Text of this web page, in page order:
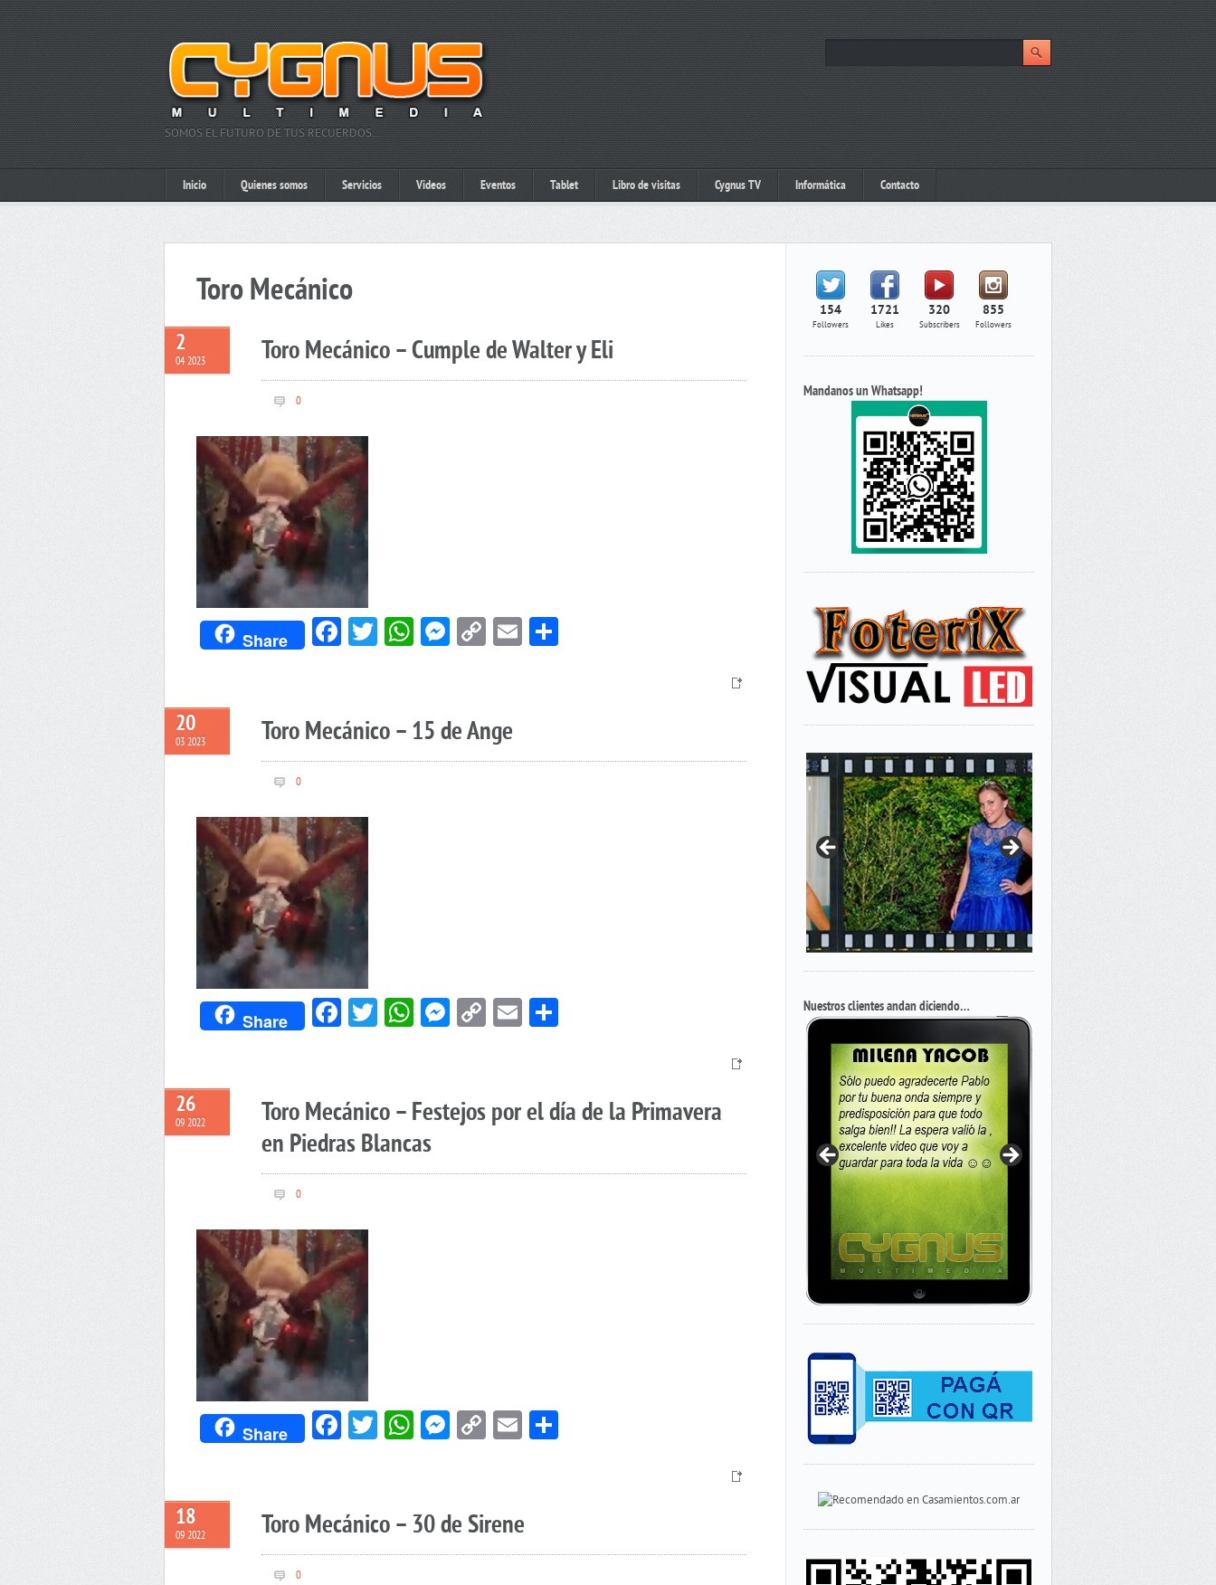
SOMOS EL FUTURO DE TUS RECUERDOS…
Inicio Quienes somos Servicios Videos Eventos Tablet Libro de visitas Cygnus TV Informática Contacto
Toro Mecánico
2
04 2023 Toro Mecánico – Cumple de Walter y Eli
0
Share Facebook
Twitter
WhatsApp
Messenger
CopyEmail
20
03 2023 Toro Mecánico – 15 de Ange
0
Share Facebook
Twitter
WhatsApp
Messenger
CopyEmail
26
09 2022
Toro Mecánico – Festejos por el día de la Primavera
en Piedras Blancas
0
Share Facebook
Twitter
WhatsApp
Messenger
CopyEmail
18
09 2022 Toro Mecánico – 30 de Sirene
0
154
Followers
1721
Likes
320
Subscribers
855
Followers
Mandanos un Whatsapp!
Nuestros clientes andan diciendo…